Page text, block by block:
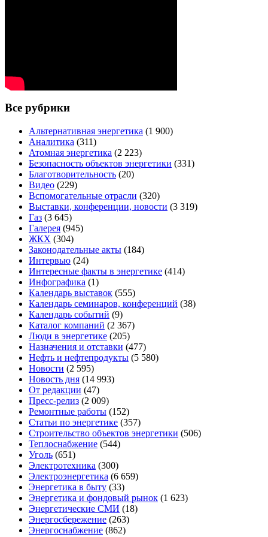
Все рубрики
Альтернативная энергетика (1 900)
Аналитика (311)
Атомная энергетика (2 223)
Безопасность объектов энергетики (331)
Благотворительность (20)
Видео (229)
Вспомогательные отрасли (320)
Выставки, конференции, новости (3 319)
Газ (3 645)
Галерея (945)
ЖКХ (304)
Законодательные акты (184)
Интервью (24)
Интересные факты в энергетике (414)
Инфографика (1)
Календарь выставок (555)
Календарь семинаров, конференций (38)
Календарь событий (9)
Каталог компаний (2 367)
Люди в энергетике (205)
Назначения и отставки (477)
Нефть и нефтепродукты (5 580)
Новости (2 595)
Новость дня (14 993)
От редакции (47)
Пресс-релиз (2 009)
Ремонтные работы (152)
Статьи по энергетике (357)
Строительство объектов энергетики (506)
Теплоснабжение (544)
Уголь (651)
Электротехника (300)
Электроэнергетика (6 659)
Энергетика в быту (33)
Энергетика и фондовый рынок (1 623)
Энергетические СМИ (18)
Энергосбережение (263)
Энергоснабжение (862)